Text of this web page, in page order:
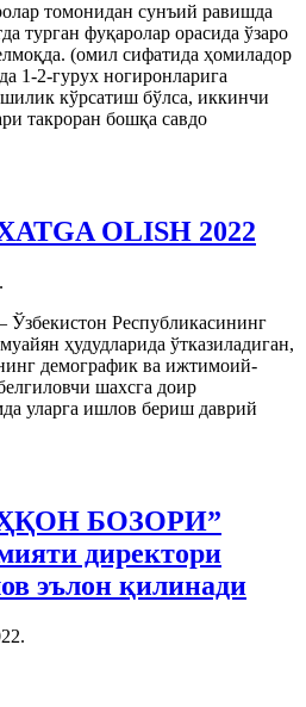
томонидан сунъий равишда
турган фуқаролар орасида ўзаро
(омил сифатида ҳомиладор
1-2-гурух ногиронларига
кўрсатиш бўлса, иккинчи
такроран бошқа савдо
OLISH 2022
.
Республикасининг
ҳудудларида ўтказиладиган,
демографик ва ижтимоий-
шахсга доир
уларга ишлов бериш даврий
БОЗОРИ”
директори
эълон қилинади
.